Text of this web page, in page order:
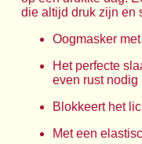
die altijd druk zijn en
Oogmasker
Het perfecte
even rust nodig
Blokkeert het
Met een